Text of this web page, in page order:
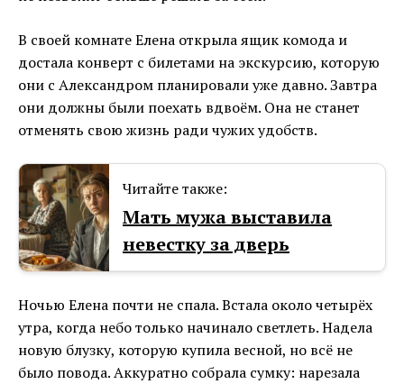
В своей комнате Елена открыла ящик комода и
достала конверт с билетами на экскурсию, которую
они с Александром планировали уже давно. Завтра
они должны были поехать вдвоём. Она не станет
отменять свою жизнь ради чужих удобств.
Читайте также:
Мать мужа выставила
невестку за дверь
Ночью Елена почти не спала. Встала около четырёх
утра, когда небо только начинало светлеть. Надела
новую блузку, которую купила весной, но всё не
было повода. Аккуратно собрала сумку: нарезала